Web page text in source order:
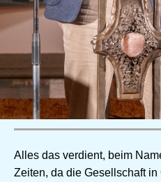
Alles das verdient, beim
Zeiten, da die Gesellschaft